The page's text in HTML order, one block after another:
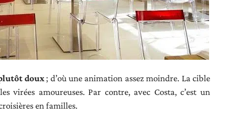
doux ; d’où une animation assez moindre. La cible
virées amoureuses. Par contre, avec Costa, c’est un
en familles.